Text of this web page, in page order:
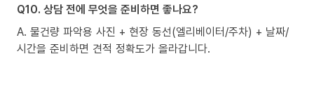
Q10. 상담 전에 무엇을 준비하면 좋나요?
A. 물건량 파악용 사진 + 현장 동선(엘리베이터/주차) + 날짜/
시간을 준비하면 견적 정확도가 올라갑니다.